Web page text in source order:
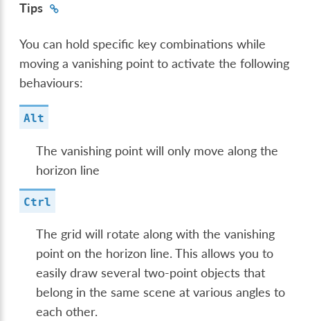
Tips
You can hold specific key combinations while
moving a vanishing point to activate the following
behaviours:
Alt
The vanishing point will only move along the
horizon line
Ctrl
The grid will rotate along with the vanishing
point on the horizon line. This allows you to
easily draw several two-point objects that
belong in the same scene at various angles to
each other.